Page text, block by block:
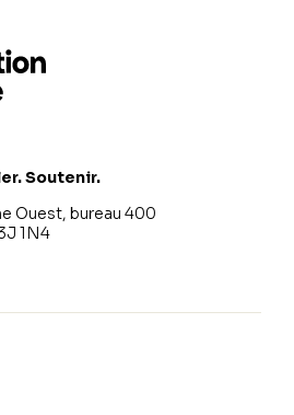
Soutenir.
Ouest, bureau 400
1N4